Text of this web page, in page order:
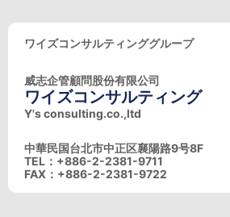
ワイズコンサルティンググループ
威志企管顧問股份有限公司
ワイズコンサルティング
Y's consulting.co.,ltd
中華民国台北市中正区襄陽路9号8F
TEL：+886-2-2381-9711
FAX：+886-2-2381-9722